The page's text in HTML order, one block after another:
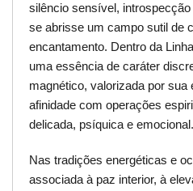
silêncio sensível,
se abrisse um campo sutil de
encantamento. Dentro da
uma essência de caráter
magnético, valorizada por sua
afinidade com operações
delicada, psíquica e emocional.
Nas tradições energéticas e
associada à paz interior, à